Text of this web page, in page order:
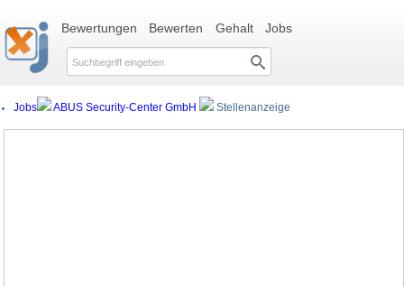
Bewertungen Bewerten Gehalt Jobs
Jobs ABUS Security-Center GmbH Stellenanzeige